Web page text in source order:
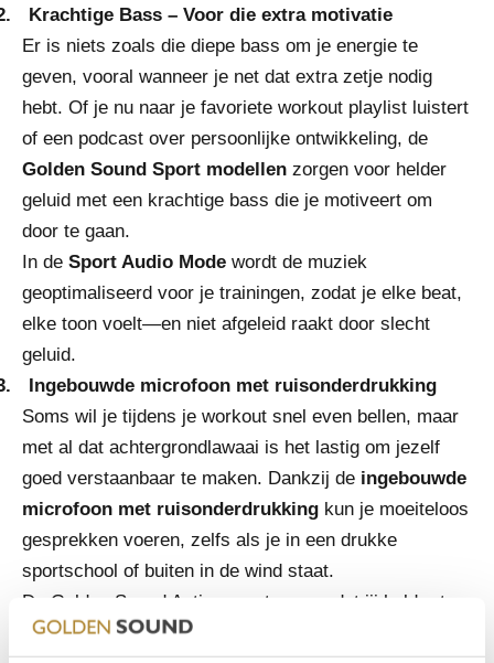
Krachtige Bass – Voor die extra motivatie
Er is niets zoals die diepe bass om je energie te
geven, vooral wanneer je net dat extra zetje nodig
hebt. Of je nu naar je favoriete workout playlist luistert
of een podcast over persoonlijke ontwikkeling, de
Golden Sound Sport modellen zorgen voor helder
geluid met een krachtige bass die je motiveert om
door te gaan.
In de Sport Audio Mode wordt de muziek
geoptimaliseerd voor je trainingen, zodat je elke beat,
elke toon voelt—en niet afgeleid raakt door slecht
geluid.
Ingebouwde microfoon met ruisonderdrukking
Soms wil je tijdens je workout snel even bellen, maar
met al dat achtergrondlawaai is het lastig om jezelf
goed verstaanbaar te maken. Dankzij de ingebouwde
microfoon met ruisonderdrukking kun je moeiteloos
gesprekken voeren, zelfs als je in een drukke
sportschool of buiten in de wind staat.
De Golden Sound Active zorgt ervoor dat jij helder te
horen bent, zonder dat de omgeving je stem